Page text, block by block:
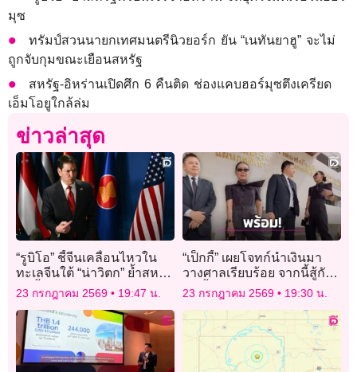
มุซ
ทรัมป์สวนนายกเทศมนตรีนิวยอร์ก ยัน “เนทันยาฮู” จะไม่
ถูกจับกุมขณะเยือนสหรัฐ
สหรัฐ-อิหร่านเปิดศึก 6 คืนติด ช่องแคบฮอร์มุซตึงเครียด
เอ็มโอยูใกล้ล่ม
ข่าวล่าสุด
“รูบิโอ” ชี้จีนเคลื่อนไหวใน
ทะเลจีนใต้ “น่าวิตก” ย้ำสหรัฐ
ไม่ทิ้งฟิลิปปินส์
23 กรกฎาคม 2569 19:47 น.
“เป็กกี้” เผยโจทก์นำเงินมา
วางศาลเรียบร้อย จากนี้สู้กัน
บนชั้นศาล เอฟซีเชียร์ให้สู้ๆ
อย่าถอย!
23 กรกฎาคม 2569 19:30 น.